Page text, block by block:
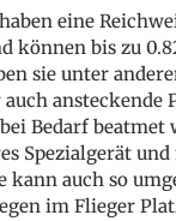
eine
können bis zu
sie unter
auch ansteckende
Bedarf beatmet
Spezialgerät
kann auch so
im Flieger